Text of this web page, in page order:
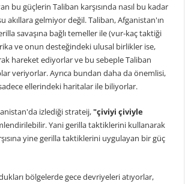
bu güçlerin Taliban karşısında nasıl bu kadar
akıllara gelmiyor değil. Taliban, Afganistan'ın
savaşına bağlı temeller ile (vur-kaç taktiği
ve onun desteğindeki ulusal birlikler ise,
hareket ediyorlar ve bu sebeple Taliban
veriyorlar. Ayrıca bundan daha da önemlisi,
ellerindeki haritalar ile biliyorlar.
izlediği strateij,"çiviyi çiviyle
Yani gerilla taktiklerini kullanarak
yine gerilla taktiklerini uygulayan bir güç
bölgelerde gece devriyeleri atıyorlar,